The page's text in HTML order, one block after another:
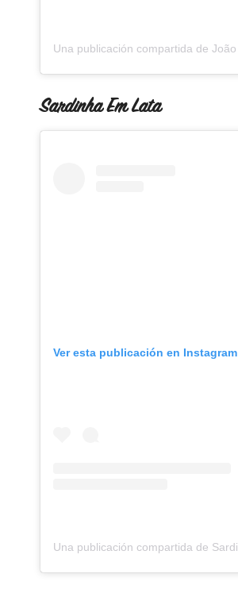
Sardinha Em Lata
Ver esta publicación en Instagram